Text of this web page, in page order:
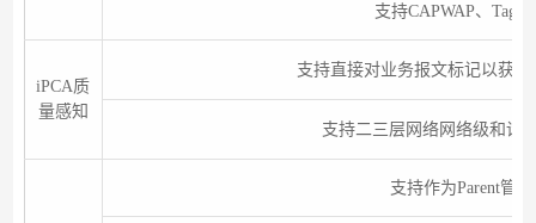
支持CAPWAP、Tag/
iPCA质
量感知
支持直接对业务报文标记以获
支持二三层网络网络级和设
支持作为Parent管